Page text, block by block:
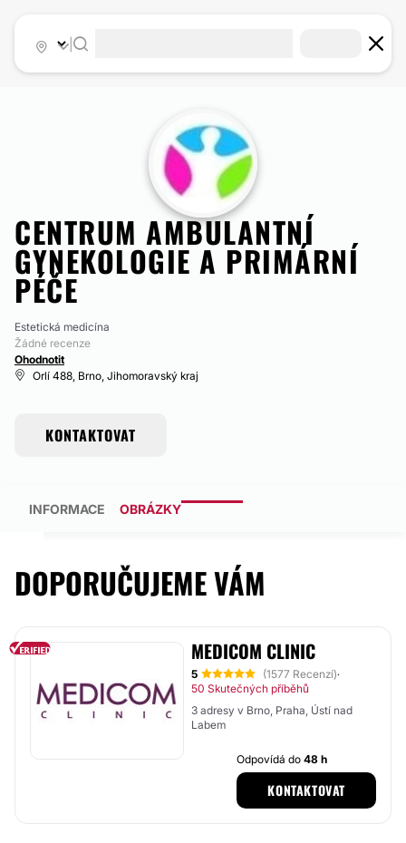
CENTRUM AMBULANTNÍ
GYNEKOLOGIE A PRIMÁRNÍ
PÉČE
Estetická medicína
Žádné recenze
Ohodnotit
Orlí 488, Brno, Jihomoravský kraj
KONTAKTOVAT
INFORMACE OBRÁZKY
DOPORUČUJEME VÁM
MEDICOM CLINIC
5 (1577 Recenzí)·
50 Skutečných příběhů
3 adresy v Brno, Praha, Ústí nad
Labem
Odpovídá do48 h
KONTAKTOVAT